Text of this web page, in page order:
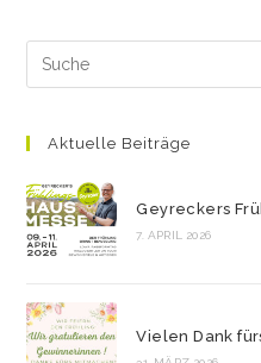
Aktuelle Beiträge
Geyreckers
7. APRIL 2026
Vielen Dank